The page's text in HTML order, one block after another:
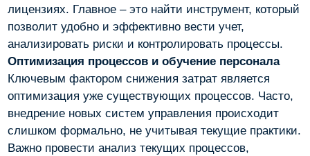
лицензиях. Главное – это найти инструмент, который
позволит удобно и эффективно вести учет,
анализировать риски и контролировать процессы.
Оптимизация процессов и обучение персонала
Ключевым фактором снижения затрат является
оптимизация уже существующих процессов. Часто,
внедрение новых систем управления происходит
слишком формально, не учитывая текущие практики.
Важно провести анализ текущих процессов,